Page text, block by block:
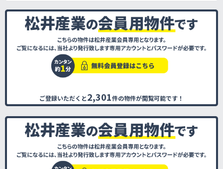
ご登録いただくと2,301件の物件が閲覧可能です！